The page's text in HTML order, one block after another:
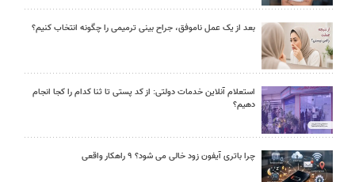
بعد از یک عمل ناموفق، جراح بینی ترمیمی را چگونه انتخاب کنیم؟
استعلام آنلاین خدمات دولتی: از کد پستی تا ثنا کدام را کجا انجام
دهیم؟
چرا باتری آیفون زود خالی می شود؟ ۹ راهکار واقعی